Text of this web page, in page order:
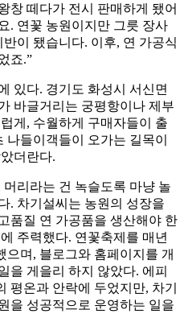
창 떼다가 전시 판매하게 됐어
. 연꽃 농원이지만 그릇 장사
이 됐습니다. 이후, 연 가공식
죠.”
있다. 경기도 화성시 서신면
바글거리는 궁평항이나 제부
게, 수월하게 구매자들이 출
들이객들이 오가는 길목이
더란다.
리라는 건 녹슬도록 마냥 놀
. 차기설씨는 농원의 성장을
품질 연 가공품을 생산해야 한
주력했다. 연꽃축제를 매년
으며, 블로그와 홈페이지를 개
을 게을리 하지 않았다. 에피
평온과 안락에 두었지만, 차기
을 성공적으로 운영하는 일을